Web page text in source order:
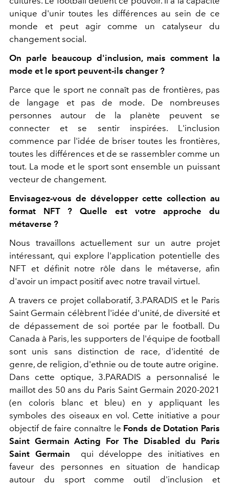
unique d'unir toutes les différences au sein de ce
monde et peut agir comme un catalyseur du
changement social.
On parle beaucoup d'inclusion, mais comment la
mode et le sport peuvent-ils changer ?
Parce que le sport ne connaît pas de frontières, pas
de langage et pas de mode. De nombreuses
personnes autour de la planète peuvent se
connecter et se sentir inspirées. L'inclusion
commence par l'idée de briser toutes les frontières,
toutes les différences et de se rassembler comme un
tout. La mode et le sport sont ensemble un puissant
vecteur de changement.
Envisagez-vous de développer cette collection au
format NFT ? Quelle est votre approche du
métaverse ?
Nous travaillons actuellement sur un autre projet
intéressant, qui explore l'application potentielle des
NFT et définit notre rôle dans le métaverse, afin
d'avoir un impact positif avec notre travail virtuel.
A travers ce projet collaboratif, 3.PARADIS et le Paris
Saint Germain célèbrent l'idée d'unité, de diversité et
de dépassement de soi portée par le football. Du
Canada à Paris, les supporters de l'équipe de football
sont unis sans distinction de race, d'identité de
genre, de religion, d'ethnie ou de toute autre origine.
Dans cette optique, 3.PARADIS a personnalisé le
maillot des 50 ans du Paris Saint Germain 2020-2021
(en coloris blanc et bleu) en y appliquant les
symboles des oiseaux en vol. Cette initiative a pour
objectif de faire connaître le Fonds de Dotation Paris
Saint Germain Acting For The Disabled du Paris
Saint Germain qui développe des initiatives en
faveur des personnes en situation de handicap
autour du sport comme outil d'inclusion et